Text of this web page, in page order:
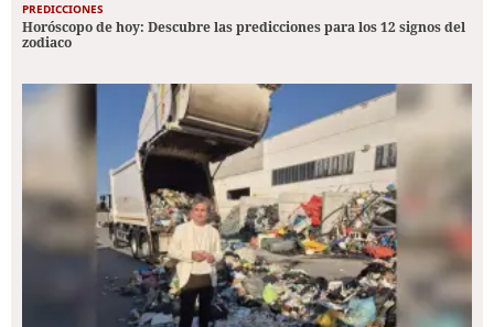
PREDICCIONES
Horóscopo de hoy: Descubre las predicciones para los 12 signos del
zodiaco